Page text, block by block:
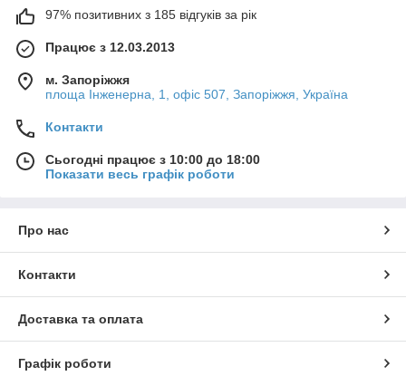
97% позитивних з 185 відгуків за рік
Працює з 12.03.2013
м. Запоріжжя
площа Інженерна, 1, офіс 507, Запоріжжя, Україна
Контакти
Сьогодні працює з 10:00 до 18:00
Показати весь графік роботи
Про нас
Контакти
Доставка та оплата
Графік роботи